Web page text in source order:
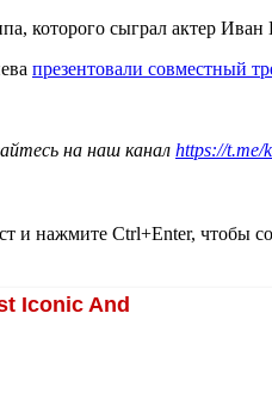
которого сыграл актер Иван
презентовали совместный
на наш канал https://t.me/
и нажмите Ctrl+Enter, чтобы